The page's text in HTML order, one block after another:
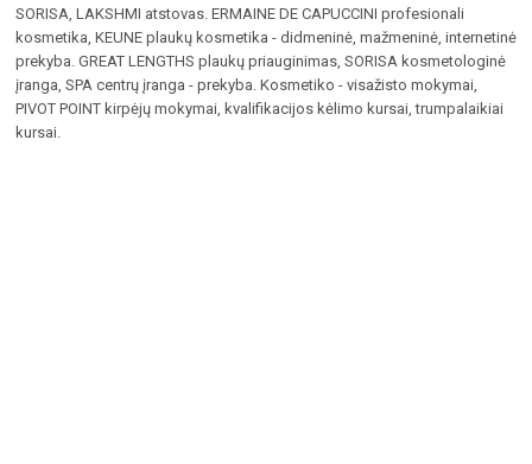
SORISA, LAKSHMI atstovas. ERMAINE DE CAPUCCINI profesionali
kosmetika, KEUNE plaukų kosmetika - didmeninė, mažmeninė, internetinė
prekyba. GREAT LENGTHS plaukų priauginimas, SORISA kosmetologinė
įranga, SPA centrų įranga - prekyba. Kosmetiko - visažisto mokymai,
PIVOT POINT kirpėjų mokymai, kvalifikacijos kėlimo kursai, trumpalaikiai
kursai.